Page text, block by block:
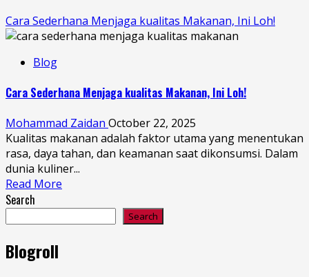
Cara Sederhana Menjaga kualitas Makanan, Ini Loh!
Blog
Cara Sederhana Menjaga kualitas Makanan, Ini Loh!
Mohammad Zaidan October 22, 2025
Kualitas makanan adalah faktor utama yang menentukan
rasa, daya tahan, dan keamanan saat dikonsumsi. Dalam
dunia kuliner...
Read More
Search
Search
Blogroll